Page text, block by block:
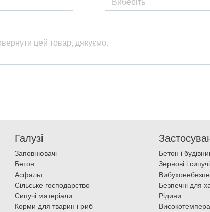
Галузі
Заповнювачі
Бетон
Асфальт
Сільське господарство
Сипучі матеріали
Корми для тварин і риб
Бетон і
Зернові і
Безпечні для
Рідини